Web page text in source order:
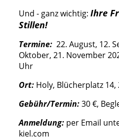
Und - ganz wichtig: Ihre
Stillen!
Termine: 22. August, 12.
Oktober, 21. November
Uhr
Ort: Holy, Blücherplatz 14,
Gebühr/Termin:30 €,
Anmeldung:per Email
kiel.com